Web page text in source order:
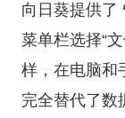
向日葵提供了
菜单栏选择“
样，在电脑和
完全替代了数